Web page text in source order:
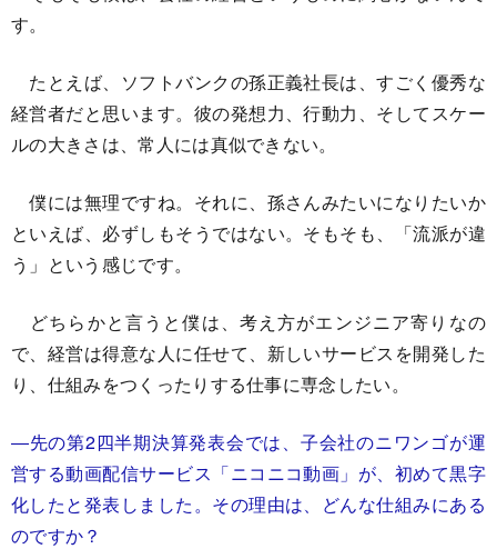
す。
たとえば、ソフトバンクの孫正義社長は、すごく優秀な
経営者だと思います。彼の発想力、行動力、そしてスケー
ルの大きさは、常人には真似できない。
僕には無理ですね。それに、孫さんみたいになりたいか
といえば、必ずしもそうではない。そもそも、「流派が違
う」という感じです。
どちらかと言うと僕は、考え方がエンジニア寄りなの
で、経営は得意な人に任せて、新しいサービスを開発した
り、仕組みをつくったりする仕事に専念したい。
―先の第2四半期決算発表会では、子会社のニワンゴが運
営する動画配信サービス「ニコニコ動画」が、初めて黒字
化したと発表しました。その理由は、どんな仕組みにある
のですか？